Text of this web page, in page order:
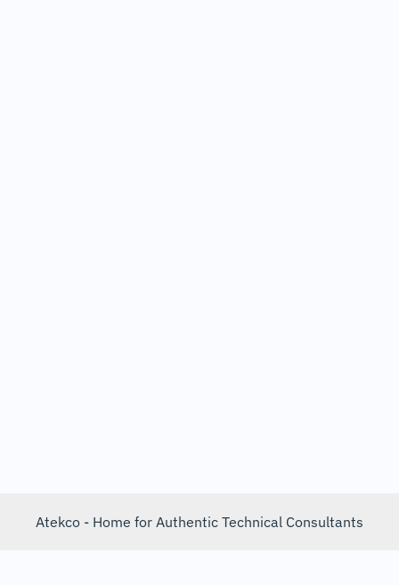
Atekco - Home for Authentic Technical Consultants